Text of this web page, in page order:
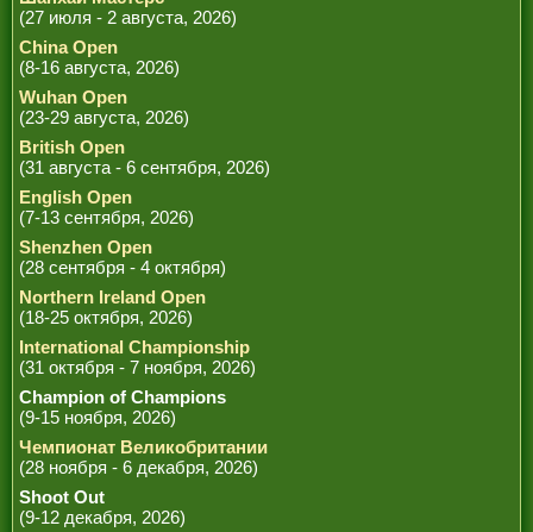
(27 июля - 2 августа, 2026)
China Open
(8-16 августа, 2026)
Wuhan Open
(23-29 августа, 2026)
British Open
(31 августа - 6 сентября, 2026)
English Open
(7-13 сентября, 2026)
Shenzhen Open
(28 сентября - 4 октября)
Northern Ireland Open
(18-25 октября, 2026)
International Championship
(31 октября - 7 ноября, 2026)
Champion of Champions
(9-15 ноября, 2026)
Чемпионат Великобритании
(28 ноября - 6 декабря, 2026)
Shoot Out
(9-12 декабря, 2026)